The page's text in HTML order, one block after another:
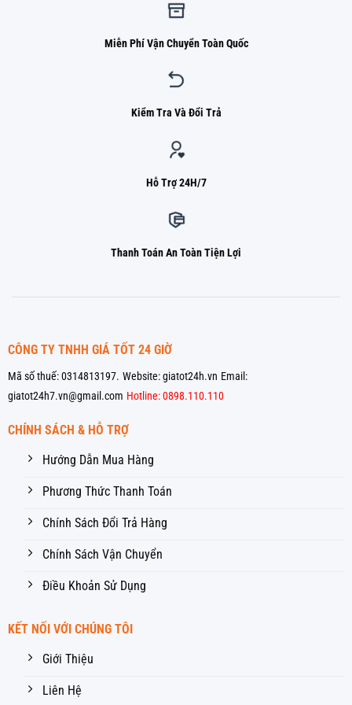
Miễn Phí Vận Chuyển Toàn Quốc
Kiểm Tra Và Đổi Trả
Hỗ Trợ 24H/7
Thanh Toán An Toàn Tiện Lợi
CÔNG TY TNHH GIÁ TỐT 24 GIỜ
Mã số thuế: 0314813197. Website: giatot24h.vn Email:
giatot24h7.vn@gmail.com Hotline: 0898.110.110
CHÍNH SÁCH & HỖ TRỢ
Hướng Dẫn Mua Hàng
Phương Thức Thanh Toán
Chính Sách Đổi Trả Hàng
Chính Sách Vận Chuyển
Điều Khoản Sử Dụng
KẾT NỐI VỚI CHÚNG TÔI
Giới Thiệu
Liên Hệ